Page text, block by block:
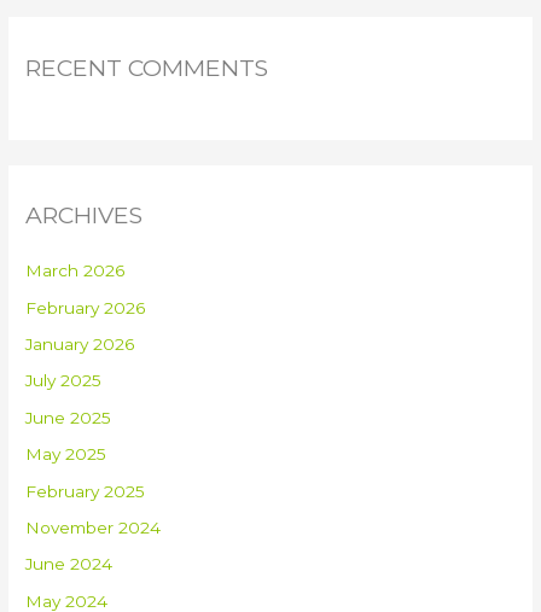
RECENT COMMENTS
ARCHIVES
March 2026
February 2026
January 2026
July 2025
June 2025
May 2025
February 2025
November 2024
June 2024
May 2024